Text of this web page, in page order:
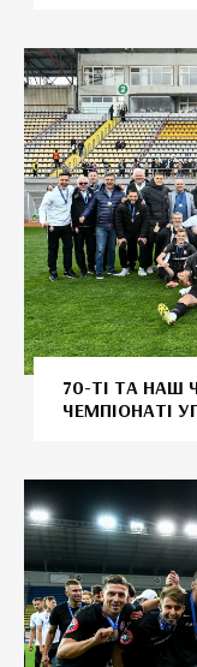
70-ТІ ТА НАШ
ЧЕМПІОНАТІ